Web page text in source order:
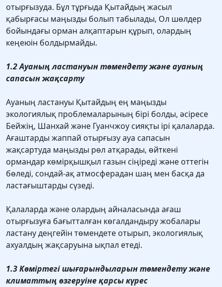
отырғызуда. Бұл тұрғыда Қытайдың жасыл
қабырғасы маңызды болып табылады, Ол шөлдер
бойындағы орман алқаптарын құрып, олардың
кеңеюін болдырмайды.
1.2 Ауаның ластануын төмендету және ауаның
сапасын жақсарту
Ауаның ластануы Қытайдың ең маңызды
экологиялық проблемаларының бірі болды, әсіресе
Бейжің, Шанхай және Гуанчжоу сияқты ірі қалаларда.
Ағаштарды жаппай отырғызу ауа сапасын
жақсартуда маңызды рөл атқарады, өйткені
ормандар көмірқышқыл газын сіңіреді және оттегін
бөледі, сондай-ақ атмосферадан шаң мен басқа да
ластағыштарды сүзеді.
Қалаларда және олардың айналасында ағаш
отырғызуға бағытталған көгалдандыру жобалары
ластану деңгейін төмендете отырып, экологиялық
ахуалдың жақсаруына ықпал етеді.
1.3 Көміртегі шығарындыларын төмендету және
климаттың өзгеруіне қарсы күрес